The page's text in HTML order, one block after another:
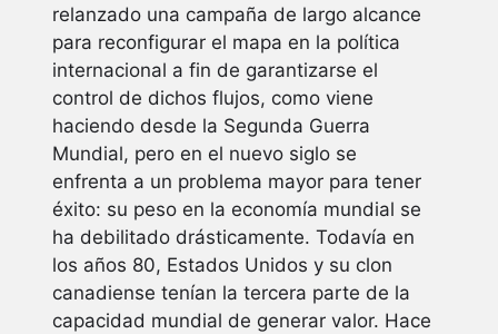
relanzado una campaña de largo alcance
para reconfigurar el mapa en la política
internacional a fin de garantizarse el
control de dichos flujos, como viene
haciendo desde la Segunda Guerra
Mundial, pero en el nuevo siglo se
enfrenta a un problema mayor para tener
éxito: su peso en la economía mundial se
ha debilitado drásticamente. Todavía en
los años 80, Estados Unidos y su clon
canadiense tenían la tercera parte de la
capacidad mundial de generar valor. Hace